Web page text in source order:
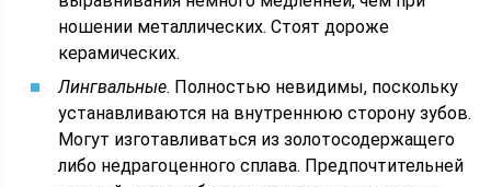
ношении металлических. Стоят дороже
керамических.
Лингвальные. Полностью невидимы, поскольку
устанавливаются на внутреннюю сторону зубов.
Могут изготавливаться из золотосодержащего
либо недрагоценного сплава. Предпочтительней